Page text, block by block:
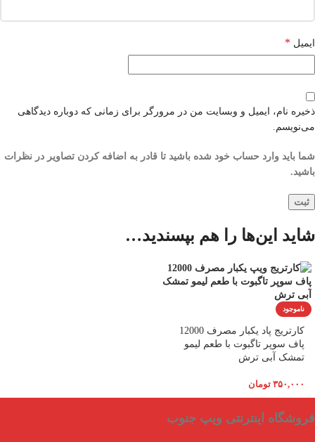
ایمیل *
ذخیره نام، ایمیل و وبسایت من در مرورگر برای زمانی که دوباره دیدگاهی
می‌نویسم.
شما باید وارد حساب خود شده باشید تا قادر به اضافه کردن تصاویر در نظرات
باشید.
شاید این‌ها را هم بپسندید…
ناموجود
کارتریج پاد یکبار مصرف 12000
پاف سوپر تاگبوت با طعم لیمو
تمشک آبی ترش
۳۵۰,۰۰۰ تومان
فروشگاه اینترنتی ویپ جنوب